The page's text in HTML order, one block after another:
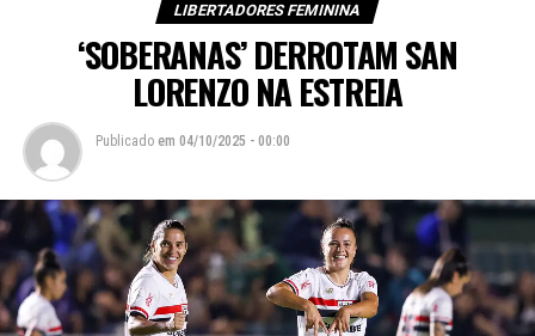
LIBERTADORES FEMININA
‘SOBERANAS’ DERROTAM SAN
LORENZO NA ESTREIA
Publicado em 04/10/2025 - 00:00